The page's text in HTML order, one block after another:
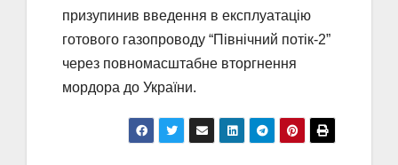
призупинив введення в експлуатацію
готового газопроводу “Північний потік-2”
через повномасштабне вторгнення
мордора до України.